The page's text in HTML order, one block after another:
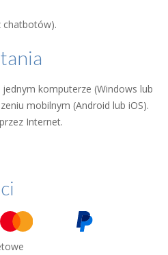
chatbotów).
komputerze (Windows lub
mobilnym (Android lub iOS).
Internet.